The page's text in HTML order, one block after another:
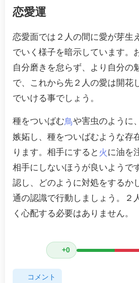
恋愛運
恋愛面では２人の間に愛が芽生
でいく様子を暗示しています。
自分磨きを怠らず、より自分の
で、これから先２人の愛は開花
でいける事でしょう。
種をついばむ鳥や害虫のように
嫉妬し、種をついばむような存
ります。相手にすると 火に油を
相手にしないほうが良いようで
認し、どのように対処をするか
通の認識で行動しましょう。２
く心配する必要はありません。
+0
コメント